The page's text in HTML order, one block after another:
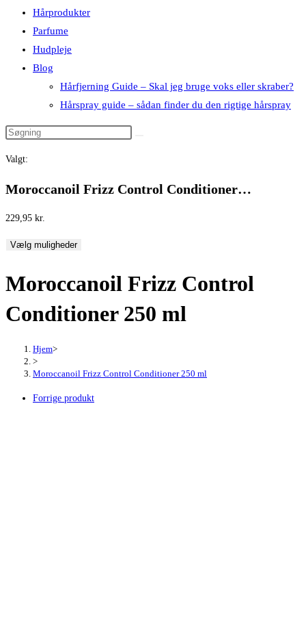
Hårprodukter
Parfume
Hudpleje
Blog
Hårfjerning Guide – Skal jeg bruge voks eller skraber?
Hårspray guide – sådan finder du den rigtige hårspray
Valgt:
Moroccanoil Frizz Control Conditioner…
229,95 kr.
Vælg muligheder
Moroccanoil Frizz Control
Conditioner 250 ml
Hjem>
>
Moroccanoil Frizz Control Conditioner 250 ml
Forrige produkt